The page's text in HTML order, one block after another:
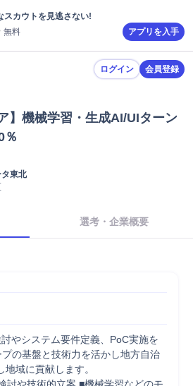
スカウトを見逃さない!
無料
アプリを入手
ログイン 会員登録
】機械学習・生成AI/UIターン
％
東北
選考・企業概要
やシステム要件定義、PoC実施を
の基盤と技術力を活かし地方自治
域に貢献します。